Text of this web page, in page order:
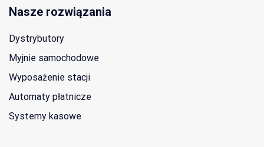
Nasze rozwiązania
Dystrybutory
Myjnie samochodowe
Wyposażenie stacji
Automaty płatnicze
Systemy kasowe